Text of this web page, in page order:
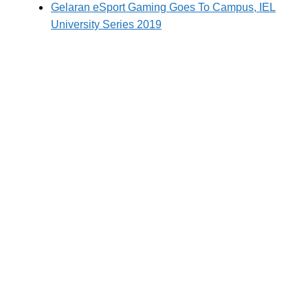
Gelaran eSport Gaming Goes To Campus, IEL
University Series 2019